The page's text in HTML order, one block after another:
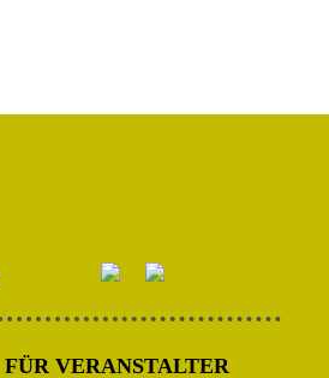
FÜR VERANSTALTER